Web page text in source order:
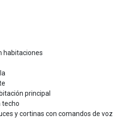
habitaciones
principal
techo
y cortinas con comandos de voz